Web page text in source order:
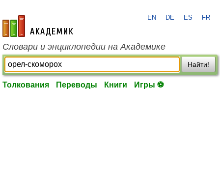
academic.ru
EN DE ES FR
Словари и энциклопедии на Академике
Найти!
Толкования Переводы Книги Игры ⚽